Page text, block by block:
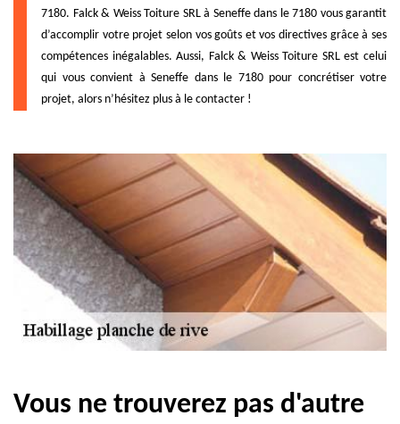
7180. Falck & Weiss Toiture SRL à Seneffe dans le 7180 vous garantit
d’accomplir votre projet selon vos goûts et vos directives grâce à ses
compétences inégalables. Aussi, Falck & Weiss Toiture SRL est celui
qui vous convient à Seneffe dans le 7180 pour concrétiser votre
projet, alors n’hésitez plus à le contacter !
Vous ne trouverez pas d'autre